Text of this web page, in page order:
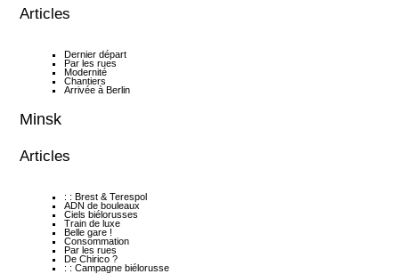
Articles
Dernier départ
Par les rues
Modernité
Chantiers
Arrivée à Berlin
Minsk
Articles
: : Brest & Terespol
ADN de bouleaux
Ciels biélorusses
Train de luxe
Belle gare !
Consommation
Par les rues
De Chirico ?
: : Campagne biélorusse